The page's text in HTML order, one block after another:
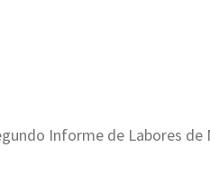
Informe de Labores de